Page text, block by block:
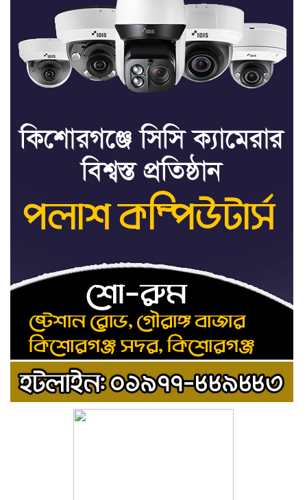
শেখ হাসিনার সঙ্গে পালানোর
ফ্লাইট কীভাবে মিস করেছিলেন
সালমান এফ রহমান
৭
ভাত রান্নার সময় নরম হয়ে গেলে
কী করবেন
৮
মৃত্যুদণ্ড বাদ না দেওয়ায়
প্রত্যক্ষদর্শীদের তথ্য দেয়নি
জাতিসংঘ: ট্রাইব্যুনালকে
প্রসিকিউটর
৯
তাড়াইলে রাউতি মানবসেবা
ফাউন্ডেশনের আয়োজনে কাফন-
দাফন বিষয়ক বিশেষ প্রশিক্ষণ
১০
৪ বিভাগে অতি ভারি বৃষ্টির
সতর্কবার্তা